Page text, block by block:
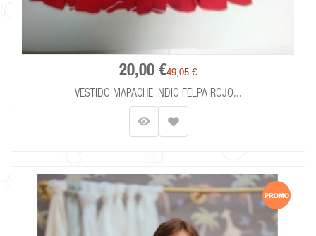
20,00 €49,05 €
VESTIDO MAPACHE INDIO FELPA ROJO...